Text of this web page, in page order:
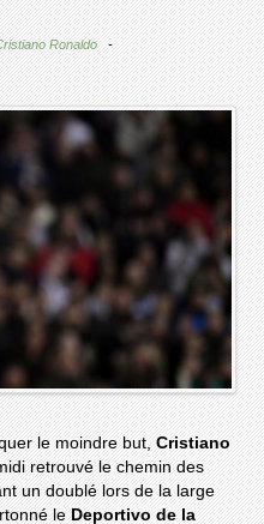
Ronaldo
le moindre but,Cristiano
retrouvé le chemin des
un doublé lors de la large
le Deportivo de la